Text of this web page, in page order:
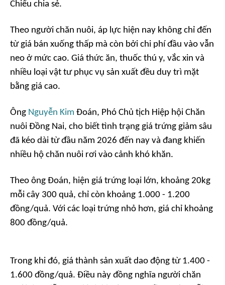
Chiểu chia sẻ.
Theo người chăn nuôi, áp lực hiện nay không chỉ đến
từ giá bán xuống thấp mà còn bởi chi phí đầu vào vẫn
neo ở mức cao. Giá thức ăn, thuốc thú y, vắc xin và
nhiều loại vật tư phục vụ sản xuất đều duy trì mặt
bằng giá cao.
Ông Nguyễn Kim Đoán, Phó Chủ tịch Hiệp hội Chăn
nuôi Đồng Nai, cho biết tình trạng giá trứng giảm sâu
đã kéo dài từ đầu năm 2026 đến nay và đang khiến
nhiều hộ chăn nuôi rơi vào cảnh khó khăn.
Theo ông Đoán, hiện giá trứng loại lớn, khoảng 20kg
mỗi cây 300 quả, chỉ còn khoảng 1.000 - 1.200
đồng/quả. Với các loại trứng nhỏ hơn, giá chỉ khoảng
800 đồng/quả.
Trong khi đó, giá thành sản xuất dao động từ 1.400 -
1.600 đồng/quả. Điều này đồng nghĩa người chăn